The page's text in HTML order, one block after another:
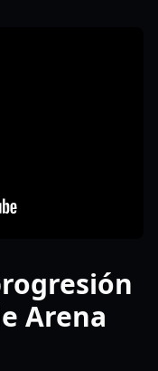
Arena